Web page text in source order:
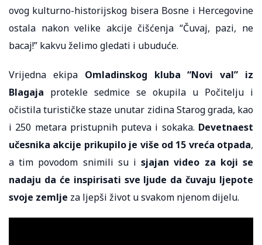
ovog kulturno-historijskog bisera Bosne i Hercegovine
ostala nakon velike akcije čišćenja “Čuvaj, pazi, ne
bacaj!” kakvu želimo gledati i ubuduće.
Vrijedna ekipa Omladinskog kluba “Novi val” iz
Blagaja protekle sedmice se okupila u Počitelju i
očistila turističke staze unutar zidina Starog grada, kao
i 250 metara pristupnih puteva i sokaka. Devetnaest
učesnika akcije prikupilo je više od 15 vreća otpada,
a tim povodom snimili su isjajan video za koji se
nadaju da će inspirisati sve ljude da čuvaju ljepote
svoje zemlje za ljepši život u svakom njenom dijelu.